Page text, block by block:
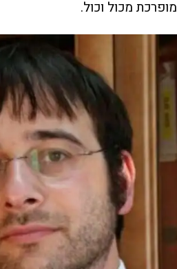
מופרכת מכול וכול.